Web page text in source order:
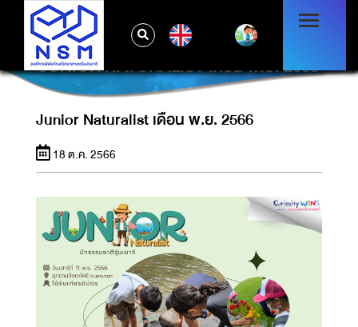
JUNIOR NATURALIST เดือน พ.ย. 2566
Junior Naturalist เดือน พ.ย. 2566
18 ต.ค. 2566